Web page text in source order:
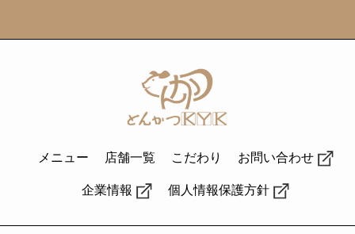
メニュー 店舗一覧 こだわり お問い合わせ
企業情報 個人情報保護方針